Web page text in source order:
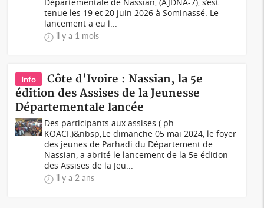
tenue les 19 et 20 juin 2026 à Sominassé. Le
lancement a eu l...
il y a 1 mois
Info
Côte d'Ivoire : Nassian, la 5e
édition des Assises de la Jeunesse
Départementale lancée
Des participants aux assises (.ph
KOACI.)&nbsp;Le dimanche 05 mai 2024, le foyer
des jeunes de Parhadi du Département de
Nassian, a abrité le lancement de la 5e édition
des Assises de la Jeu...
il y a 2 ans